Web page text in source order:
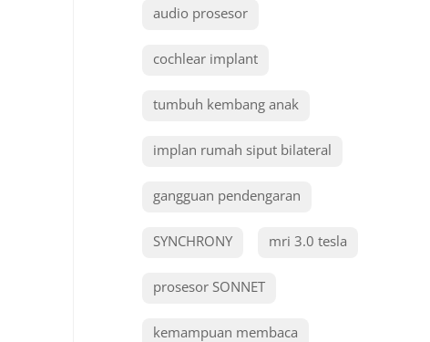
audio prosesor
cochlear implant
tumbuh kembang anak
implan rumah siput bilateral
gangguan pendengaran
SYNCHRONY mri 3.0 tesla
prosesor SONNET
kemampuan membaca